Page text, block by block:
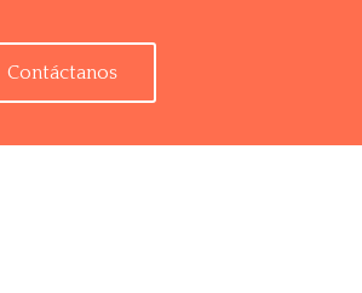
Contáctanos